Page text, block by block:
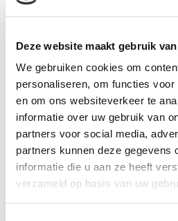
Deze website maakt gebruik
We gebruiken cookies om
personaliseren, om functies
en om ons websiteverkeer te
informatie over uw gebruik van
partners voor social media,
partners kunnen deze gegevens
informatie die u aan ze heeft
verzameld op basis van uw
De Coöperatie Groene
levert eerlijke en
producten uit het Groene
zakelijke markt. De
rechtstreeks bij de boer